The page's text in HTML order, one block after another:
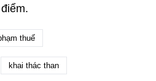
thuế
khai thác than